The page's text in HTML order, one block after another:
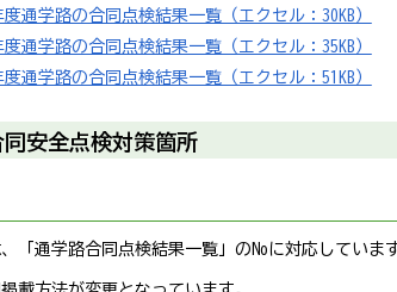
度通学路の合同点検結果一覧（エクセル：30KB）
度通学路の合同点検結果一覧（エクセル：35KB）
度通学路の合同点検結果一覧（エクセル：51KB）
安全点検対策箇所
、「通学路合同点検結果一覧」のNoに対応していま